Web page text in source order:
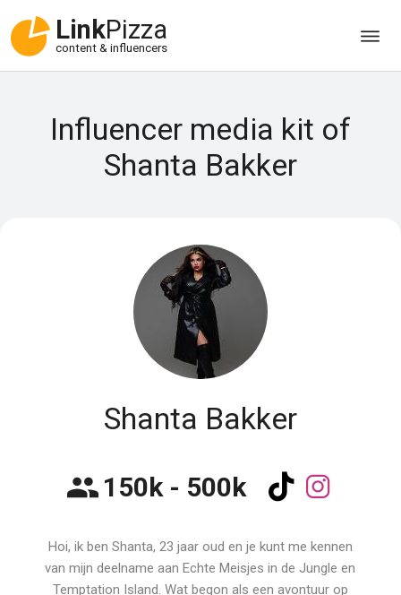
LinkPizza
content & influencers
Influencer media kit of
Shanta Bakker
Shanta Bakker
150k - 500k
Hoi, ik ben Shanta, 23 jaar oud en je kunt me kennen
van mijn deelname aan Echte Meisjes in de Jungle en
Temptation Island. Wat begon als een avontuur op